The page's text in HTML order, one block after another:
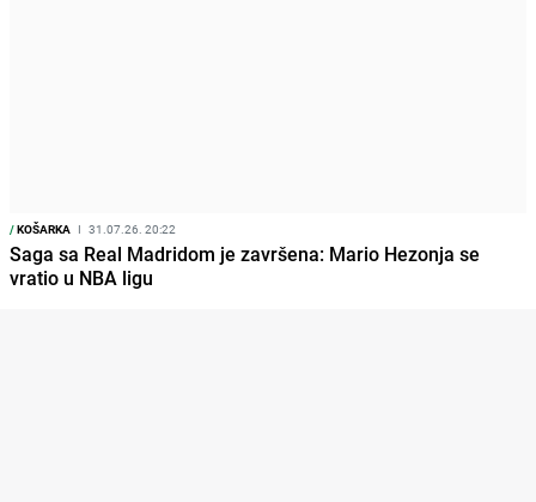
/KOŠARKA I 31.07.26. 20:22
Saga sa Real Madridom je završena: Mario Hezonja se
vratio u NBA ligu